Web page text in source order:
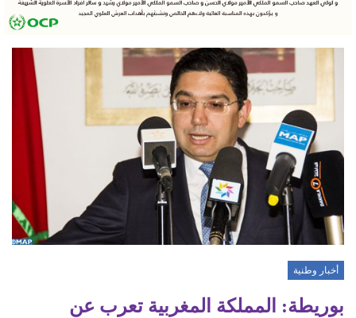
أخبار وطنية
بوريطة: المملكة المغربية تعرب عن